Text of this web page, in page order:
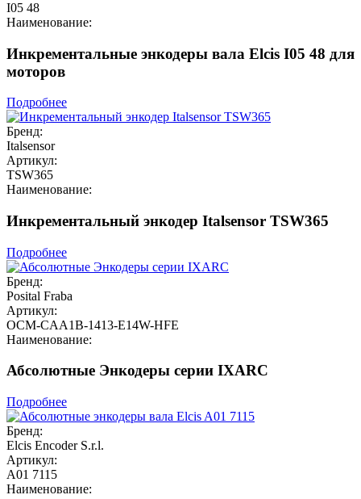
I05 48
Наименование:
Инкрементальные энкодеры вала Elcis I05 48 для
моторов
Подробнее
Бренд:
Italsensor
Артикул:
TSW365
Наименование:
Инкрементальный энкодер Italsensor TSW365
Подробнее
Бренд:
Posital Fraba
Артикул:
OCM-CAA1B-1413-E14W-HFE
Наименование:
Абсолютные Энкодеры серии IXARC
Подробнее
Бренд:
Elcis Encoder S.r.l.
Артикул:
A01 7115
Наименование: